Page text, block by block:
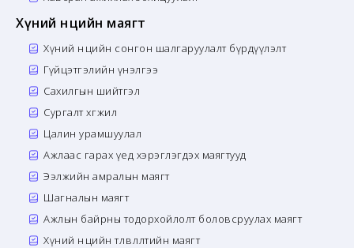
Хүний нөөцийн маягт
Хүний нөөцийн сонгон шалгаруулалт бүрдүүлэлт
Гүйцэтгэлийн үнэлгээ
Сахилгын шийтгэл
Сургалт хөгжил
Цалин урамшуулал
Ажлаас гарах үед хэрэглэгдэх маягтууд
Ээлжийн амралын маягт
Шагналын маягт
Ажлын байрны тодорхойлолт боловсруулах маягт
Хүний нөөцийн төлөвлөлтийн маягт